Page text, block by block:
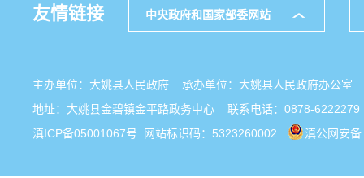
友情链接 中央政府和国家部委网站
主办单位：大姚县人民政府 承办单位：大姚县人民政府办公
地址：大姚县金碧镇金平路政务中心 联系电话：0878-6222279
滇ICP备05001067号 网站标识码：5323260002 滇公网安